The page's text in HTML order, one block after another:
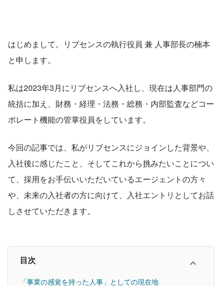
はじめまして。リブセンスの執行役員 兼 人事部長の楠本
と申します。
私は2023年3月にリブセンスへ入社し、現在は人事部門の
統括に加え、財務・経理・法務・総務・内部監査などコー
ポレート機能の管掌役員をしています。
今回の記事では、私がリブセンスにジョインした背景や、
入社後に感じたこと、そしてこれから挑みたいことについ
て、採用をお手伝いいただいているエージェントの方々
や、未来の入社者の方に向けて、入社エントリとしてお話
しさせていただきます。
目次
「事業の感覚を持った人事」としての現在地